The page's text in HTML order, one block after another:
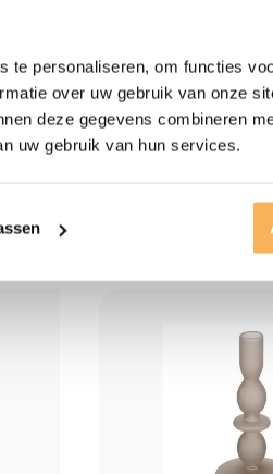
te personaliseren, om functies
over uw gebruik van onze
deze gegevens combineren
uw gebruik van hun services.
Kandelaar
Aanwezig in de